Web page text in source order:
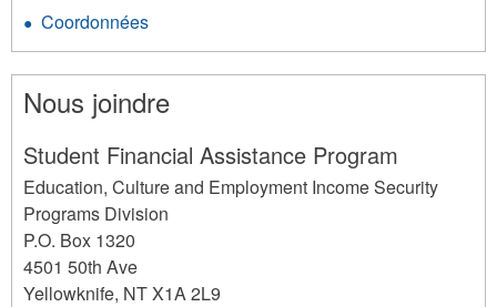
Coordonnées
Nous joindre
Student Financial Assistance Program
Education, Culture and Employment Income Security
Programs Division
P.O. Box 1320
4501 50th Ave
Yellowknife, NTX1A 2L9